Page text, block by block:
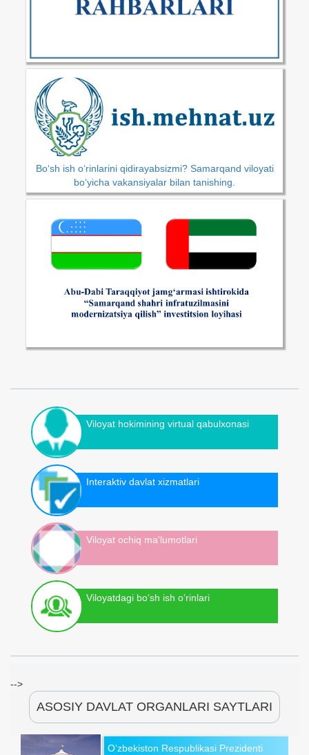
Bo‘sh ish o‘rinlarini qidirayabsizmi? Samarqand viloyati
bo‘yicha vakansiyalar bilan tanishing.
Viloyat hokimining virtual qabulxonasi
Interaktiv davlat xizmatlari
Viloyat ochiq ma'lumotlari
Viloyatdagi bo‘sh ish o‘rinlari
-->
ASOSIY DAVLAT ORGANLARI SAYTLARI
O‘zbekiston Respublikasi Prezidenti